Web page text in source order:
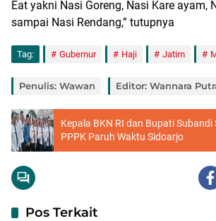
Eat yakni Nasi Goreng, Nasi Kare ayam,
sampai Nasi Rendang,” tutupnya
Tag: Gubernur Haji Jatim
Penulis: Wawan Editor: Wannara
Kepala BKN RI dan Bupati Subandi
PPPK Paruh Waktu Sidoarjo
Pos Terkait